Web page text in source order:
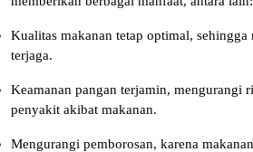
Kualitas makanan tetap optimal, sehingga
terjaga.
Keamanan pangan terjamin, mengurangi
penyakit akibat makanan.
Mengurangi pemborosan, karena